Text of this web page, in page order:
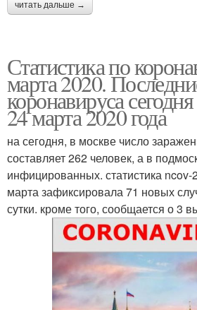
читать дальше →
Статистика по
марта 2020.
коронавируса
24 марта 2020 года
на сегодня, в москве число
составляет 262 человек, а в
инфицированных. статистика
марта зафиксировала 71 новых
сутки. кроме того, сообщается о 3